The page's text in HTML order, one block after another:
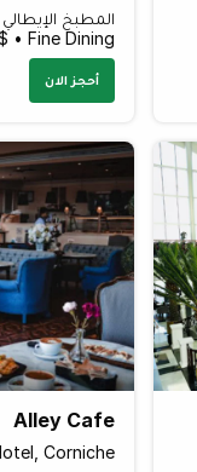
المطبخ الإيطالي
Fine Dining • $$
أحجز الان
Alley Cafe
Corniche